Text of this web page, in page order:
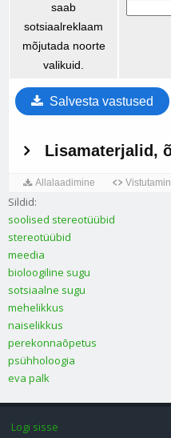
Sildid:
soolised stereotüübid
stereotüübid
meedia
bioloogiline sugu
sotsiaalne sugu
mehelikkus
naiselikkus
perekonnaõpetus
psühholoogia
eva palk
Logi sisse